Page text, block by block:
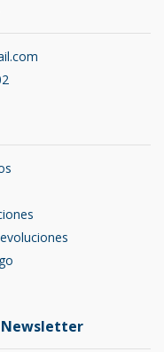
Newsletter